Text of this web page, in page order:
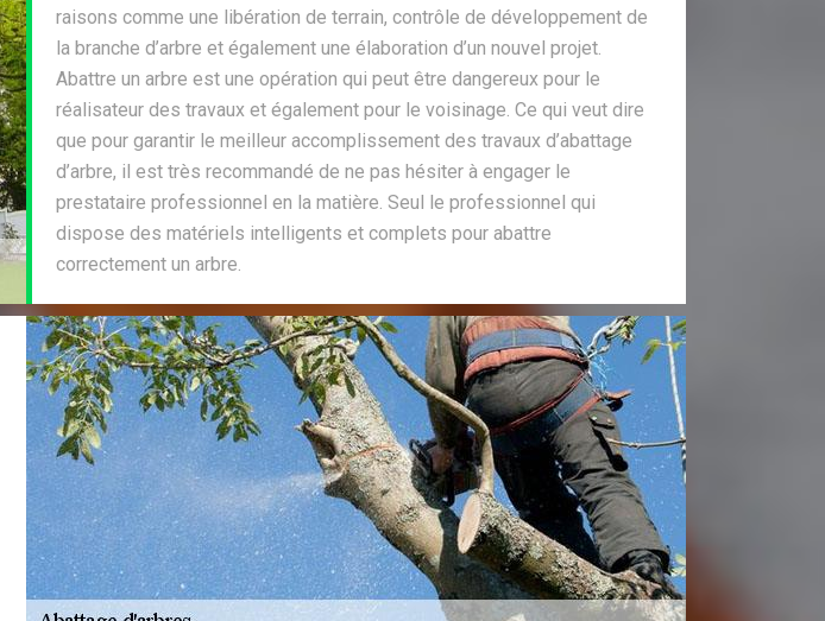
raisons comme une libération de terrain, contrôle de développement de
la branche d’arbre et également une élaboration d’un nouvel projet.
Abattre un arbre est une opération qui peut être dangereux pour le
réalisateur des travaux et également pour le voisinage. Ce qui veut dire
que pour garantir le meilleur accomplissement des travaux d’abattage
d’arbre, il est très recommandé de ne pas hésiter à engager le
prestataire professionnel en la matière. Seul le professionnel qui
dispose des matériels intelligents et complets pour abattre
correctement un arbre.